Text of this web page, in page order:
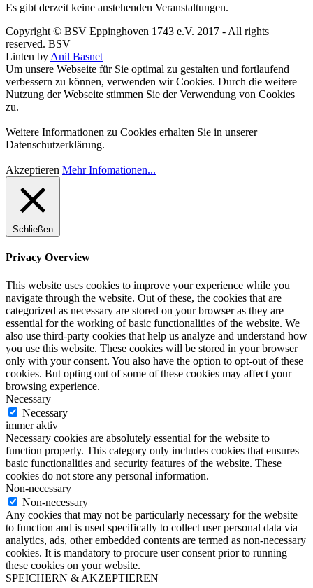
Es gibt derzeit keine anstehenden Veranstaltungen.
Copyright © BSV Eppinghoven 1743 e.V. 2017 - All rights
reserved. BSV
Linten by Anil Basnet
Um unsere Webseite für Sie optimal zu gestalten und fortlaufend
verbessern zu können, verwenden wir Cookies. Durch die weitere
Nutzung der Webseite stimmen Sie der Verwendung von Cookies
zu.
Weitere Informationen zu Cookies erhalten Sie in unserer
Datenschutzerklärung.
Akzeptieren Mehr Infomationen...
Schließen
Privacy Overview
This website uses cookies to improve your experience while you
navigate through the website. Out of these, the cookies that are
categorized as necessary are stored on your browser as they are
essential for the working of basic functionalities of the website. We
also use third-party cookies that help us analyze and understand how
you use this website. These cookies will be stored in your browser
only with your consent. You also have the option to opt-out of these
cookies. But opting out of some of these cookies may affect your
browsing experience.
Necessary
Necessary
immer aktiv
Necessary cookies are absolutely essential for the website to
function properly. This category only includes cookies that ensures
basic functionalities and security features of the website. These
cookies do not store any personal information.
Non-necessary
Non-necessary
Any cookies that may not be particularly necessary for the website
to function and is used specifically to collect user personal data via
analytics, ads, other embedded contents are termed as non-necessary
cookies. It is mandatory to procure user consent prior to running
these cookies on your website.
SPEICHERN & AKZEPTIEREN